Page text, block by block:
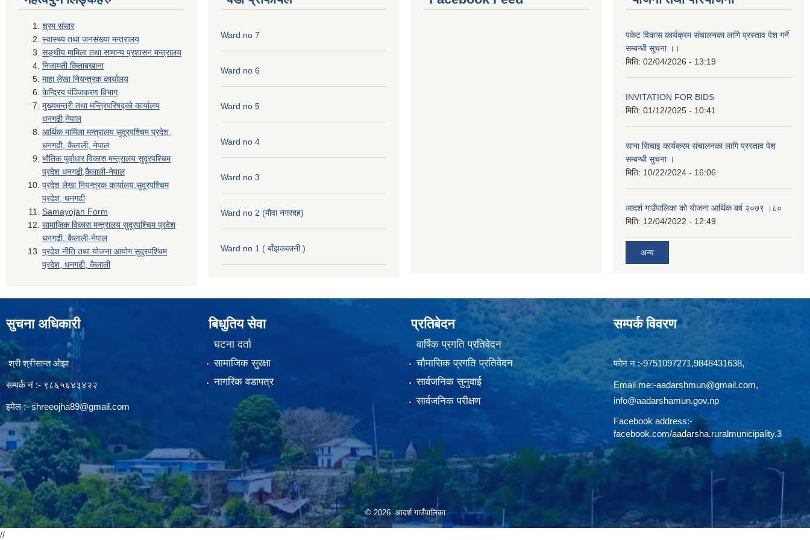
श्रम संसार
स्वास्थ्य तथा जनसंख्या मन्त्रालय
सङ्घीय मामिला तथा सामान्य प्रशासन मन्त्रालय
निजामती किताबखाना
माहा लेखा नियन्त्रक कार्यालय
केन्द्रिय पंञ्जिकरण विभाग
मुख्यमन्त्री तथा मन्त्रिपरिषद्को कार्यालय
धनगढी,नेपाल
आर्थिक मामिला मन्त्रालय सुदूरपश्चिम प्रदेश,
धनगढी, कैलाली, नेपाल
भौतिक पूर्वाधार विकास मन्त्रालय सुदूरपश्चिम
प्रदेश धनगढी,कैलाली-नेपाल
प्रदेश लेखा नियन्त्रक कार्यालय,सुदूरपश्चिम
प्रदेश, धनगढी
Samayojan Form
सामाजिक विकास मन्त्रालय सुदूरपश्चिम प्रदेश
धनगढी, कैलाली-नेपाल
प्रदेश नीति तथा योजना आयोग सुदूरपश्चिम
प्रदेश, धनगढी, कैलाली
Ward no 7
Ward no 6
Ward no 5
Ward no 4
Ward no 3
Ward no 2 (मौवा नगरदह)
Ward no 1 ( बाँझककानी )
पकेट विकास कार्यक्रम संचालनका लागि प्रस्ताव पेश गर्ने
सम्बन्धी सूचना ।।
मिति: 02/04/2026 - 13:19
INVITATION FOR BIDS
मिति: 01/12/2025 - 10:41
साना सिचाइ कार्यक्रम संचालनका लागि प्रस्ताव पेश
सम्बन्धी सुचना ।
मिति: 10/22/2024 - 16:06
आदर्श गाउँपालिका काे याेजना आर्थिक बर्ष २०७९ ।८०
मिति: 12/04/2022 - 12:49
अन्य
सुचना अधिकारी
श्री श्रीसान्त ओझा
सम्पर्क नं :- ९८६५६४३४२२
इमेल :-shreeojha89@gmail.com
बिधुतिय सेवा
घटना दर्ता
सामाजिक सुरक्षा
नागरिक वडापत्र
प्रतिबेदन
वार्षिक प्रगति प्रतिवेदन
चौमासिक प्रगति प्रतिवेदन
सार्वजनिक सुनुवाई
सार्वजनिक परीक्षण
सम्पर्क विवरण
फोन न‍‍‌ :-9751097271,9848431638,
Email me:-aadarshmun@gmail.com,
info@aadarshamun.gov.np
Facebook address:-
facebook.com/aadarsha.ruralmunicipality.3
© 2026 आदर्श गाउँपालिका
//